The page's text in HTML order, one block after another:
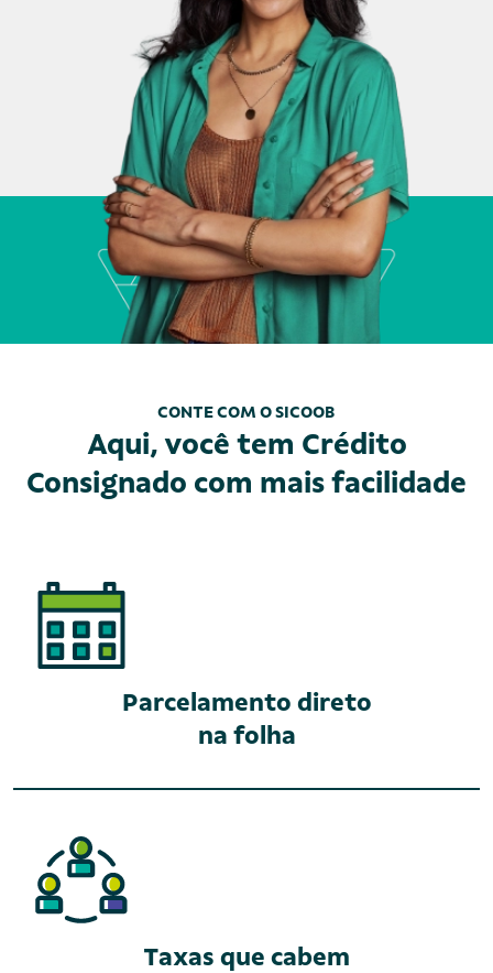
CONTE COM O SICOOB
Aqui, você tem Crédito
Consignado com mais facilidade
Parcelamento direto
na folha
Taxas que cabem